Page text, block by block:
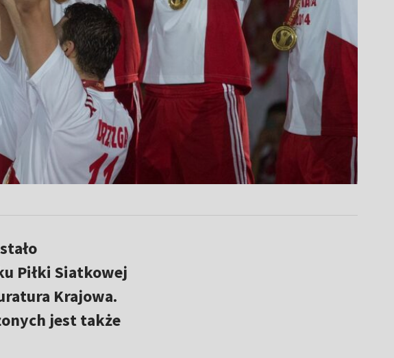
Piłki Siatkowej
Krajowa.
jest także